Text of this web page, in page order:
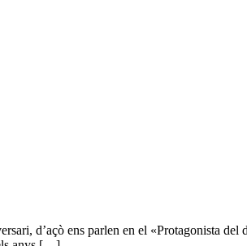
d’açò ens parlen en el «Protagonista